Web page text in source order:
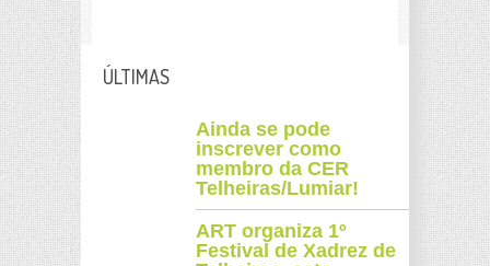
ÚLTIMAS
Ainda se pode
inscrever como
membro da CER
Telheiras/Lumiar!
ART organiza 1º
Festival de Xadrez de